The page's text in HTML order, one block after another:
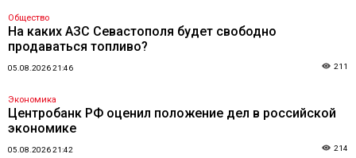
Общество
На каких АЗС Севастополя будет свободно
продаваться топливо?
05.08.2026 21:46 211
Экономика
Центробанк РФ оценил положение дел в российской
экономике
05.08.2026 21:42 214